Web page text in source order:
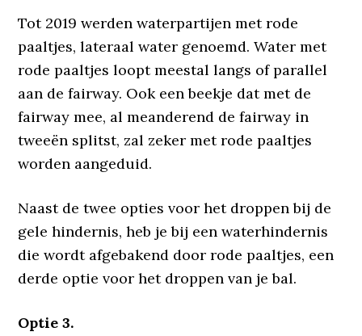
Tot 2019 werden waterpartijen met rode
paaltjes, lateraal water genoemd. Water met
rode paaltjes loopt meestal langs of parallel
aan de fairway. Ook een beekje dat met de
fairway mee, al meanderend de fairway in
tweeën splitst, zal zeker met rode paaltjes
worden aangeduid.
Naast de twee opties voor het droppen bij de
gele hindernis, heb je bij een waterhindernis
die wordt afgebakend door rode paaltjes, een
derde optie voor het droppen van je bal.
Optie 3.